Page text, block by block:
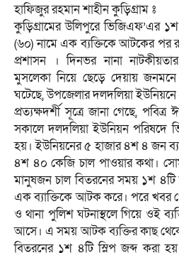
হাফিজুর রহমান শাহীন কুড়িগ্রাম ঃ
কুড়িগ্রামের উলিপুরে ভিজিএফ’এর
(৬০) নামে এক ব্যক্তিকে আটকের পর
প্রশাসন । দিনভর নানা
মুসলেকা নিয়ে ছেড়ে দেয়ায় জনমনে
ঘটেছে, উপজেলার দলদলিয়া
প্রত্যক্ষদর্শী সূত্রে জানা গেছে,
সকালে দলদলিয়া ইউনিয়ন
হয়। ইউনিয়নের ৫ হাজার ৪শ ৪ জন
৪শ ৪০ কেজি চাল পাওয়ার কথা।
মানুষজন চাল বিতরনের সময় ১শ ৪টি
এক ব্যাক্তিকে আটক করে। পরে খবর
ও থানা পুলিশ ঘটনাস্থলে গিয়ে ওই
আসে। এ সময় আটক ব্যক্তির কাছ থেকে
বিতরনের ১শ ৪টি স্লিপ জব্দ করা